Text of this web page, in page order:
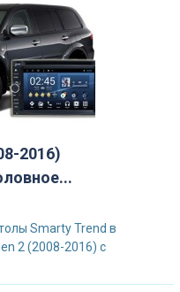
2016)
Smarty Trend в
2 (2008-2016) с